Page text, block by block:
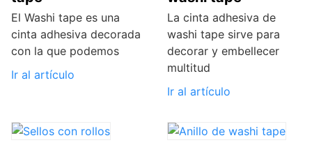
El Washi tape es una
cinta adhesiva decorada
con la que podemos
Ir al artículo
La cinta adhesiva de
washi tape sirve para
decorar y embellecer
multitud
Ir al artículo